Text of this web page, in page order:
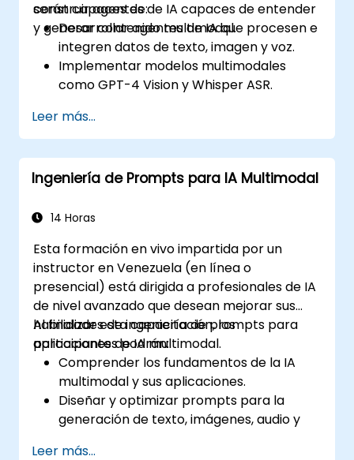
construir agentes de IA capaces de entender
y generar contenido multimodal.
serán capaces de:
Desarrollar agentes de IA que procesen e
integren datos de texto, imagen y voz.
Implementar modelos multimodales
como GPT-4 Vision y Whisper ASR.
multimodal para mejorar la eficiencia y la
precisión.
Desplegar agentes de IA multimodal en
aplicaciones del mundo real.
Leer más...
Ingeniería de Prompts para IA Multimodal
14 Horas
Esta formación en vivo impartida por un
instructor en Venezuela (en línea o
presencial) está dirigida a profesionales de IA
de nivel avanzado que desean mejorar sus
habilidades de ingeniería de prompts para
aplicaciones de IA multimodal.
Al finalizar esta capacitación, los
participantes podrán:
Comprender los fundamentos de la IA
multimodal y sus aplicaciones.
Diseñar y optimizar prompts para la
generación de texto, imágenes, audio y
Leer más...